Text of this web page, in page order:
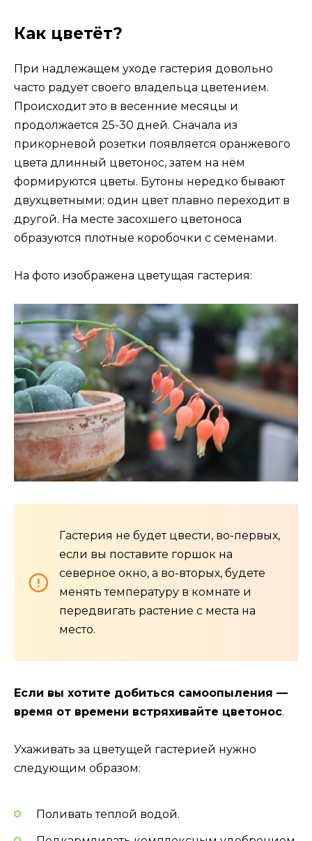
Как цветёт?
При надлежащем уходе гастерия довольно
часто радует своего владельца цветением.
Происходит это в весенние месяцы и
продолжается 25-30 дней. Сначала из
прикорневой розетки появляется оранжевого
цвета длинный цветонос, затем на нём
формируются цветы. Бутоны нередко бывают
двухцветными: один цвет плавно переходит в
другой. На месте засохшего цветоноса
образуются плотные коробочки с семенами.
На фото изображена цветущая гастерия:
Гастерия не будет цвести, во-первых,
если вы поставите горшок на
северное окно, а во-вторых, будете
менять температуру в комнате и
передвигать растение с места на
место.
Если вы хотите добиться самоопыления —
время от времени встряхивайте цветонос.
Ухаживать за цветущей гастерией нужно
следующим образом:
Поливать теплой водой.